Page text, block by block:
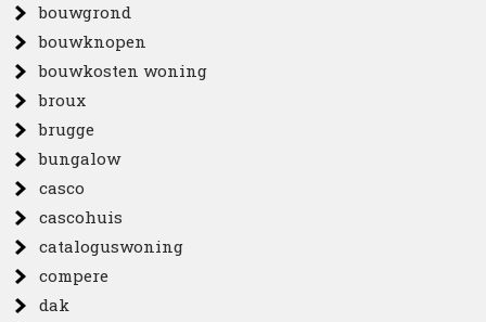
bouwgrond
bouwknopen
bouwkosten woning
broux
brugge
bungalow
casco
cascohuis
cataloguswoning
compere
dak